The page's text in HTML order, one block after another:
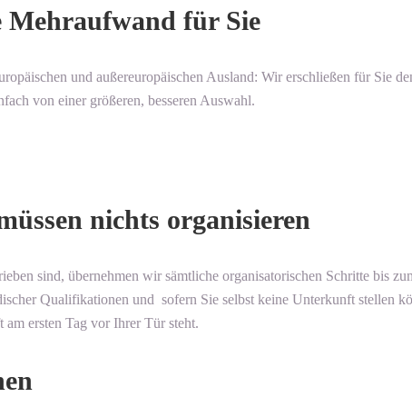
für Sie
und außereuropäischen Ausland: Wir erschließen für Sie
von einer größeren, besseren Auswahl.
nichts organisieren
sind, übernehmen wir sämtliche organisatorischen Schritte bis
Qualifikationen und sofern Sie selbst keine Unterkunft stellen
ersten Tag vor Ihrer Tür steht.